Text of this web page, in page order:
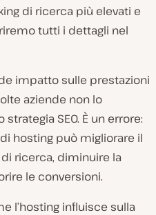
di ricerca più elevati e
tutti i dettagli nel
impatto sulle prestazioni
aziende non lo
SEO. È un errore:
hosting può migliorare il
ricerca, diminuire la
le conversioni.
l’hosting influisce sulla